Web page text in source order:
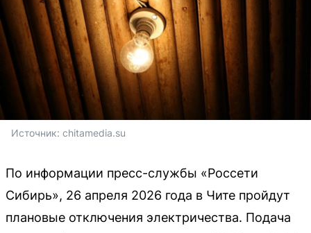
Источник: chitamedia.su
По информации пресс-службы «Россети
Сибирь», 26 апреля 2026 года в Чите пройдут
плановые отключения электричества. Подача